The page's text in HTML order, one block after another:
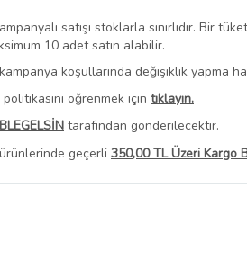
satışı stoklarla sınırlıdır. Bir
10 adet satın alabilir.
koşullarında değişiklik yapma
öğrenmek için tıklayın.
tarafından gönderilecektir.
ürünlerinde geçerli 350,00 TL Üzeri Kargo
Tüm Ürünlerini Görüntüle